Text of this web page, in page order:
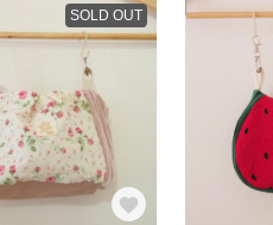
SOLD OUT